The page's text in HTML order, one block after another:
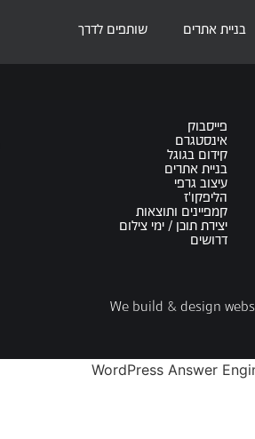
בניית אתרים שותפים לדרך
פייסבוק
אינסטגרם
קידום בגוגל
בניית אתרים
עיצוב גרפי
הליפקו'ז
קמפיינים ותוצאות
יצירת תוכן / ימי צילום
דרושים
We build & design
WordPress Answer